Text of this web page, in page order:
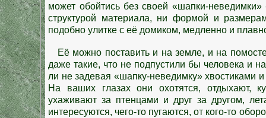
может обойтись без своей «шапки-
структурой материала, ни формой и
подобно улитке с её домиком, медленно и
Её можно поставить и на земле, и на
даже такие, что не подпустили бы человека и
ли не задевая «шапку-неведимку» хвостиками
На ваших глазах они охотятся, отдыхают,
ухаживают за птенцами и друг за другом,
интересуются, чего-то пугаются, от кого-то